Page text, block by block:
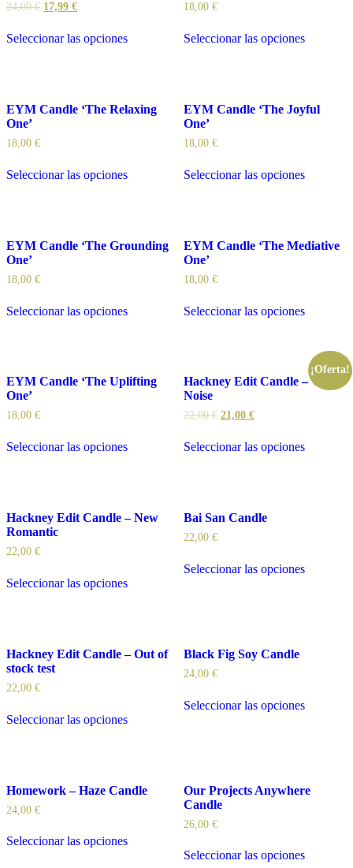
24,00€ 17,99 €
Seleccionar las opciones
18,00 €
Seleccionar las opciones
EYM Candle ‘The Relaxing
One’
18,00 €
Seleccionar las opciones
EYM Candle ‘The Joyful
One’
18,00 €
Seleccionar las opciones
EYM Candle ‘The Grounding
One’
18,00 €
Seleccionar las opciones
EYM Candle ‘The Mediative
One’
18,00 €
Seleccionar las opciones
EYM Candle ‘The Uplifting
One’
18,00 €
Seleccionar las opciones
¡Oferta!
Hackney Edit Candle – White
Noise
22,00€ 21,00 €
Seleccionar las opciones
Hackney Edit Candle – New
Romantic
22,00 €
Seleccionar las opciones
Bai San Candle
22,00 €
Seleccionar las opciones
Hackney Edit Candle – Out of
stock test
22,00 €
Seleccionar las opciones
Black Fig Soy Candle
24,00 €
Seleccionar las opciones
Homework – Haze Candle
24,00 €
Seleccionar las opciones
Our Projects Anywhere
Candle
26,00 €
Seleccionar las opciones